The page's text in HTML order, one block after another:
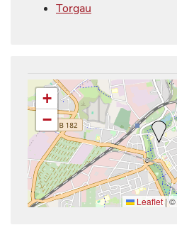
Torgau
+
−
Leaflet |©